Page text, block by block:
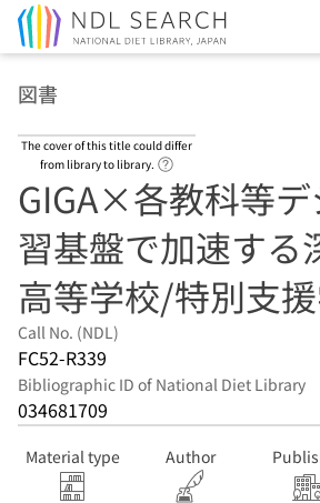
図書
The cover of this title could differ
from library to library.
GIGA×各教科等
習基盤で加速する
高等学校/特別支
Call No. (NDL)
FC52-R339
Bibliographic ID of National Diet Library
034681709
Material type Author